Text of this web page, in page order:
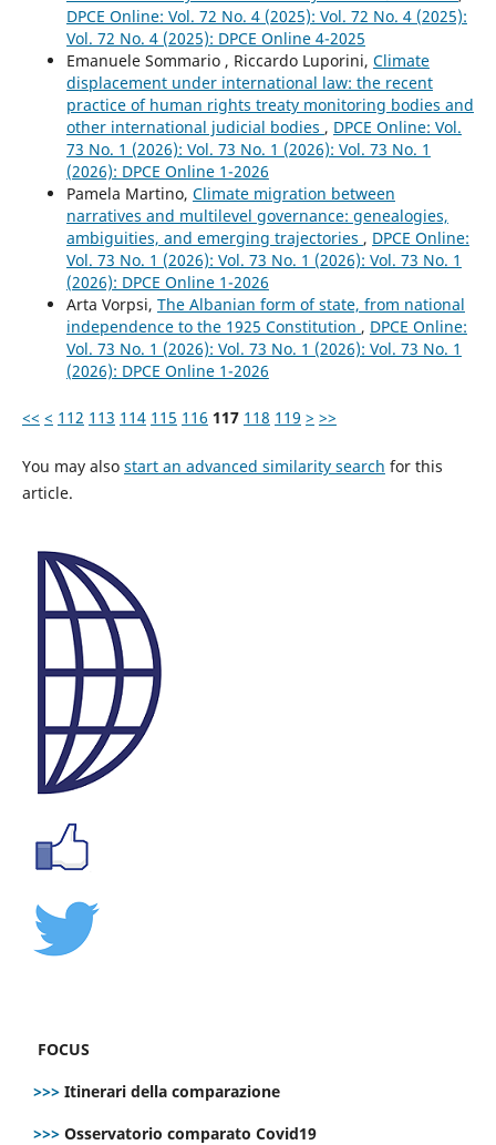
DPCE Online: Vol. 72 No. 4 (2025): Vol. 72 No. 4 (2025):
Vol. 72 No. 4 (2025): DPCE Online 4-2025
Emanuele Sommario , Riccardo Luporini, Climate
displacement under international law: the recent
practice of human rights treaty monitoring bodies and
other international judicial bodies , DPCE Online: Vol.
73 No. 1 (2026): Vol. 73 No. 1 (2026): Vol. 73 No. 1
(2026): DPCE Online 1-2026
Pamela Martino, Climate migration between
narratives and multilevel governance: genealogies,
ambiguities, and emerging trajectories , DPCE Online:
Vol. 73 No. 1 (2026): Vol. 73 No. 1 (2026): Vol. 73 No. 1
(2026): DPCE Online 1-2026
Arta Vorpsi, The Albanian form of state, from national
independence to the 1925 Constitution , DPCE Online:
Vol. 73 No. 1 (2026): Vol. 73 No. 1 (2026): Vol. 73 No. 1
(2026): DPCE Online 1-2026
<< < 112 113 114 115 116 117 118 119 > >>
You may also start an advanced similarity search for this
article.
FOCUS
>>> Itinerari della comparazione
>>> Osservatorio comparato Covid19